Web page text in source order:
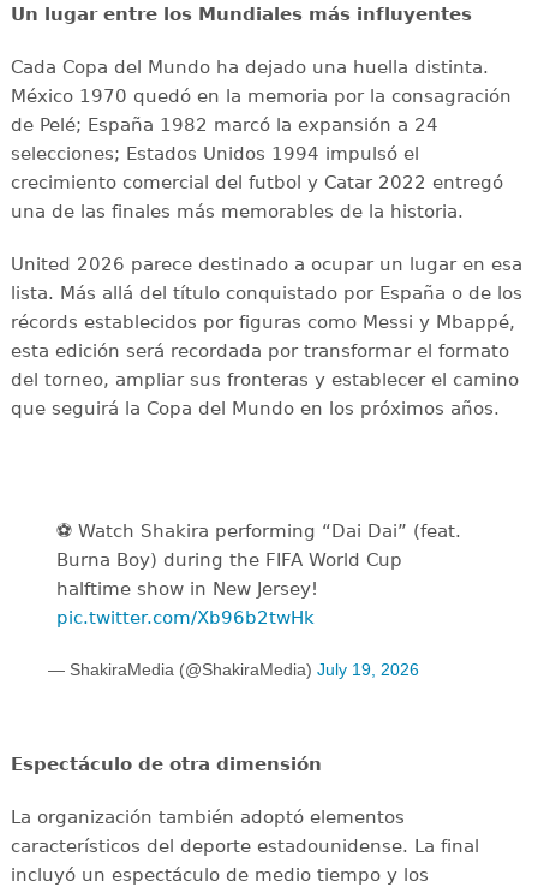
Un lugar entre los Mundiales más influyentes
Cada Copa del Mundo ha dejado una huella distinta.
México 1970 quedó en la memoria por la consagración
de Pelé; España 1982 marcó la expansión a 24
selecciones; Estados Unidos 1994 impulsó el
crecimiento comercial del futbol y Catar 2022 entregó
una de las finales más memorables de la historia.
United 2026 parece destinado a ocupar un lugar en esa
lista. Más allá del título conquistado por España o de los
récords establecidos por figuras como Messi y Mbappé,
esta edición será recordada por transformar el formato
del torneo, ampliar sus fronteras y establecer el camino
que seguirá la Copa del Mundo en los próximos años.
⚽️️ Watch Shakira performing “Dai Dai” (feat.
Burna Boy) during the FIFA World Cup
halftime show in New Jersey!
pic.twitter.com/Xb96b2twHk
— ShakiraMedia (@ShakiraMedia) July 19, 2026
Espectáculo de otra dimensión
La organización también adoptó elementos
característicos del deporte estadounidense. La final
incluyó un espectáculo de medio tiempo y los